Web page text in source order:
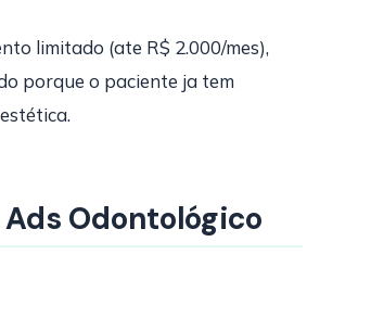
limitado (ate R$ 2.000/mes),
porque o paciente ja tem
Odontológico